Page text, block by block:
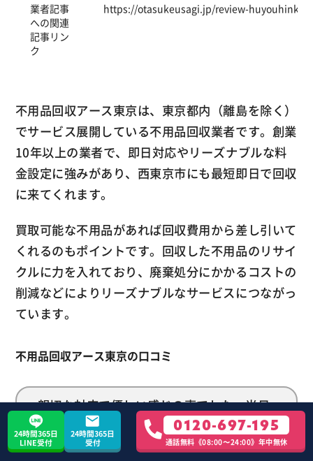
業者記事
への関連
記事リン
ク
https://otasukeusagi.jp/review-
不用品回収アース東京は、東京都内（離島を除く）
でサービス展開している不用品回収業者です。創業
10年以上の業者で、即日対応やリーズナブルな料
金設定に強みがあり、西東京市にも最短即日で回収
に来てくれます。
買取可能な不用品があれば回収費用から差し引いて
くれるのもポイントです。回収した不用品のリサイ
クルに力を入れており、廃棄処分にかかるコストの
削減などによりリーズナブルなサービスにつながっ
ています。
不用品回収アース東京の口コミ
親切な対応で優しい感じの声でした。当日
の依頼だったが、嫌な対応をせずとっても
良かった。安心できる対応でした。また不
24時間365日
LINE受付
24時間365日
受付
0120-697-195
通話無料《08:00〜24:00》年中無休